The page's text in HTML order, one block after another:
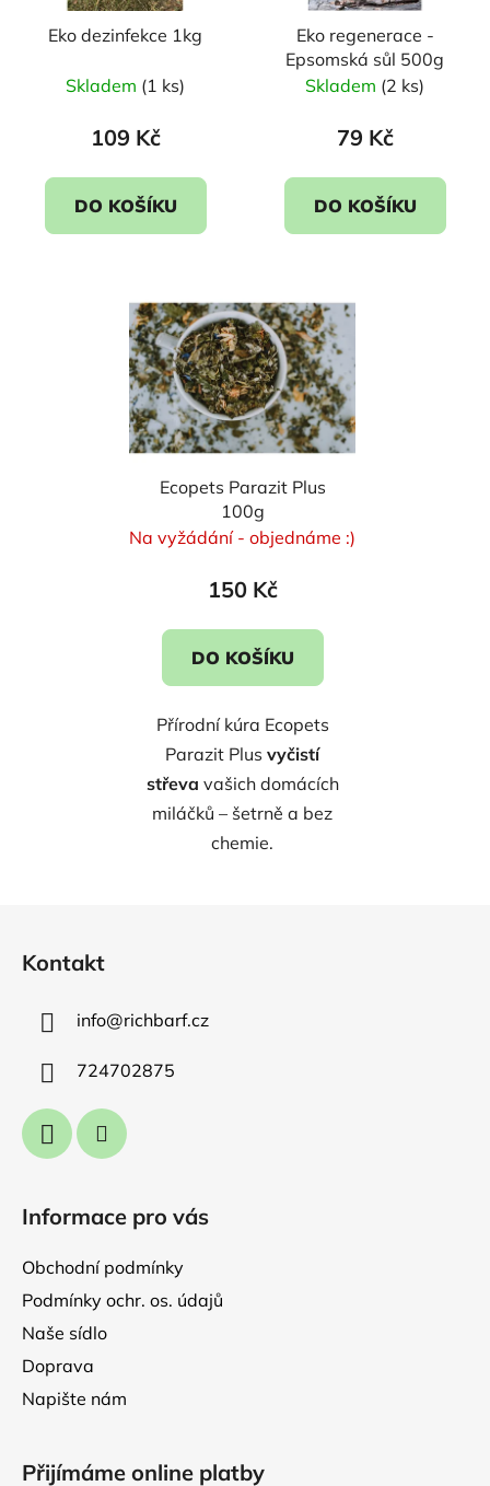
Eko dezinfekce 1kg
Skladem (1 ks)
109 Kč
DO KOŠÍKU
Eko regenerace -
Epsomská sůl 500g
Skladem (2 ks)
79 Kč
DO KOŠÍKU
Ecopets Parazit Plus
100g
Na vyžádání - objednáme :)
150 Kč
DO KOŠÍKU
Přírodní kúra Ecopets
Parazit Plus vyčistí
střeva vašich domácích
miláčků – šetrně a bez
chemie.
Kontakt
info@richbarf.cz
724702875
Informace pro vás
Obchodní podmínky
Podmínky ochr. os. údajů
Naše sídlo
Doprava
Napište nám
Přijímáme online platby